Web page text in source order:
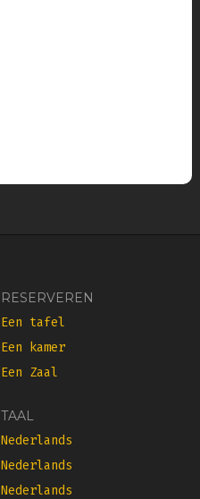
RESERVEREN
Een tafel
Een kamer
Een Zaal
TAAL
Nederlands
Nederlands
Nederlands